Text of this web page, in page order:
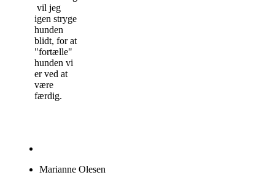
vil jeg
igen stryge
hunden
blidt, for at
"fortælle"
hunden vi
er ved at
være
færdig.
Marianne Olesen